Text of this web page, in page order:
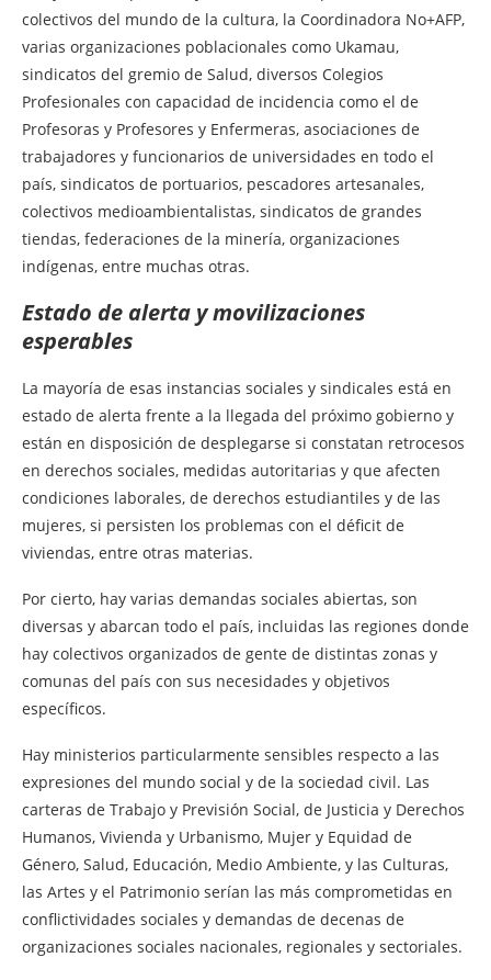
colectivos del mundo de la cultura, la Coordinadora No+AFP,
varias organizaciones poblacionales como Ukamau,
sindicatos del gremio de Salud, diversos Colegios
Profesionales con capacidad de incidencia como el de
Profesoras y Profesores y Enfermeras, asociaciones de
trabajadores y funcionarios de universidades en todo el
país, sindicatos de portuarios, pescadores artesanales,
colectivos medioambientalistas, sindicatos de grandes
tiendas, federaciones de la minería, organizaciones
indígenas, entre muchas otras.
Estado de alerta y movilizaciones
esperables
La mayoría de esas instancias sociales y sindicales está en
estado de alerta frente a la llegada del próximo gobierno y
están en disposición de desplegarse si constatan retrocesos
en derechos sociales, medidas autoritarias y que afecten
condiciones laborales, de derechos estudiantiles y de las
mujeres, si persisten los problemas con el déficit de
viviendas, entre otras materias.
Por cierto, hay varias demandas sociales abiertas, son
diversas y abarcan todo el país, incluidas las regiones donde
hay colectivos organizados de gente de distintas zonas y
comunas del país con sus necesidades y objetivos
específicos.
Hay ministerios particularmente sensibles respecto a las
expresiones del mundo social y de la sociedad civil. Las
carteras de Trabajo y Previsión Social, de Justicia y Derechos
Humanos, Vivienda y Urbanismo, Mujer y Equidad de
Género, Salud, Educación, Medio Ambiente, y las Culturas,
las Artes y el Patrimonio serían las más comprometidas en
conflictividades sociales y demandas de decenas de
organizaciones sociales nacionales, regionales y sectoriales.